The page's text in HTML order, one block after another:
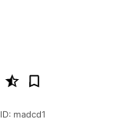
ID: madcd1